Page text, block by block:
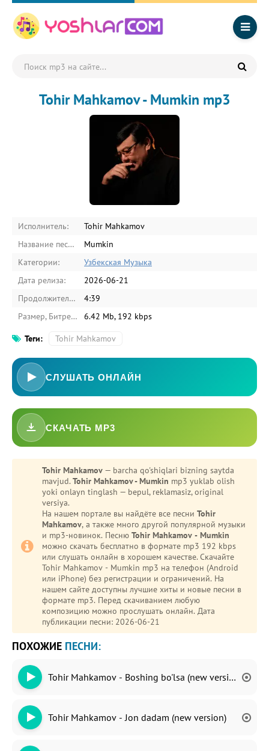
Tohir Mahkamov - Mumkin mp3
Исполнитель:
Tohir Mahkamov
Название песни:
Mumkin
Категории:
Узбекская Музыка
Дата релиза:
2026-06-21
Продолжительность:
4:39
Размер, Битрейт:
6.42 Mb, 192 kbps
Теги: Tohir Mahkamov
СЛУШАТЬ ОНЛАЙН
СКАЧАТЬ MP3
Tohir Mahkamov — barcha qo'shiqlari bizning saytda
mavjud. Tohir Mahkamov - Mumkin mp3 yuklab olish
yoki onlayn tinglash — bepul, reklamasiz, original
versiya.
На нашем портале вы найдёте все песни Tohir
Mahkamov, а также много другой популярной музыки
и mp3-новинок. Песню Tohir Mahkamov - Mumkin
можно скачать бесплатно в формате mp3 192 kbps
или слушать онлайн в хорошем качестве. Скачайте
Tohir Mahkamov - Mumkin mp3 на телефон (Android
или iPhone) без регистрации и ограничений. На
нашем сайте доступны лучшие хиты и новые песни в
формате mp3. Перед скачиванием любую
композицию можно прослушать онлайн. Дата
публикации песни: 2026-06-21
ПОХОЖИЕ ПЕСНИ:
Tohir Mahkamov - Boshing bo'lsa (new version)
Tohir Mahkamov - Jon dadam (new version)